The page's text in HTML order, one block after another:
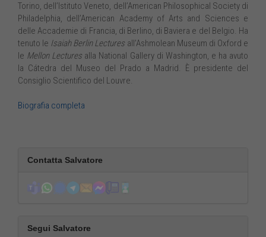
Torino, dell’Istituto Veneto, dell’American Philosophical Society di
Philadelphia, dell’American Academy of Arts and Sciences e
delle Accademie di Francia, di Berlino, di Baviera e del Belgio. Ha
tenuto le Isaiah Berlin Lectures all’Ashmolean Museum di Oxford e
le Mellon Lectures alla National Gallery di Washington, e ha avuto
la Cátedra del Museo del Prado a Madrid. È presidente del
Consiglio Scientifico del Louvre.
Biografia completa
Contatta Salvatore
Segui Salvatore